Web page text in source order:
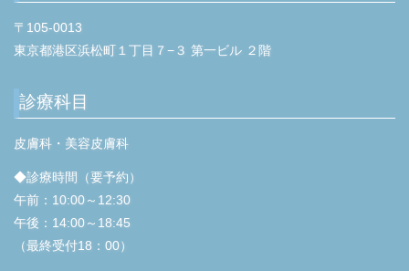
〒105-0013
東京都港区浜松町１丁目７−３ 第一ビル ２階
診療科目
皮膚科・美容皮膚科
◆診療時間（要予約）
午前：10:00～12:30
午後：14:00～18:45
（最終受付18：00）